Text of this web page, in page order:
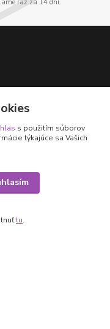
raz za 14 dní.
s použitím súborov
týkajúce sa Vašich
tu.